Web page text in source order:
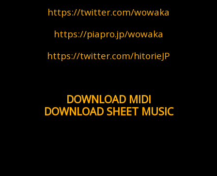
https://twitter.com/wowaka
https://piapro.jp/wowaka
https://twitter.com/hitorieJP
DOWNLOAD MIDI
DOWNLOAD SHEET MUSIC